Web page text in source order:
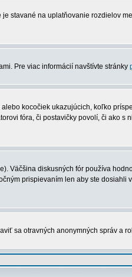
stavané na uplatňovanie rozdielov
Pre viac informácií navštívte stránky
kocočiek ukazujúcich, koľko
fóra, či postavičky povolí, či ako s
Väčšina diskusných fór používa
prispievaním len aby ste dosiahli
sa otravných anonymných správ a